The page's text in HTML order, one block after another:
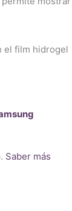
el film hidrogel
Saber más